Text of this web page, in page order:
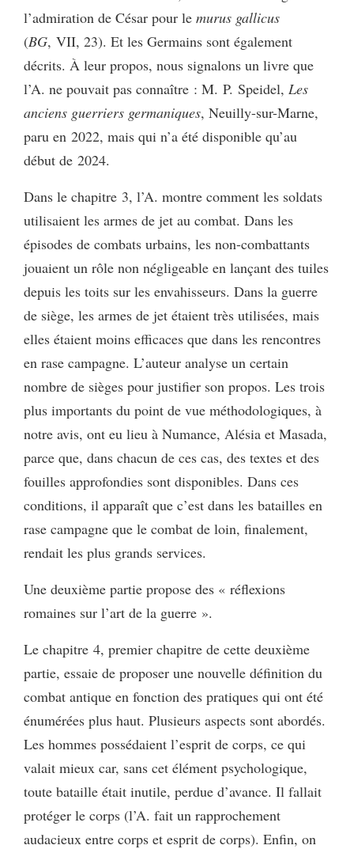
l’admiration de César pour le murus gallicus
(BG, VII, 23). Et les Germains sont également
décrits. À leur propos, nous signalons un livre que
l’A. ne pouvait pas connaître : M. P. Speidel, Les
anciens guerriers germaniques, Neuilly-sur-Marne,
paru en 2022, mais qui n’a été disponible qu’au
début de 2024.
Dans le chapitre 3, l’A. montre comment les soldats
utilisaient les armes de jet au combat. Dans les
épisodes de combats urbains, les non-combattants
jouaient un rôle non négligeable en lançant des tuiles
depuis les toits sur les envahisseurs. Dans la guerre
de siège, les armes de jet étaient très utilisées, mais
elles étaient moins efficaces que dans les rencontres
en rase campagne. L’auteur analyse un certain
nombre de sièges pour justifier son propos. Les trois
plus importants du point de vue méthodologiques, à
notre avis, ont eu lieu à Numance, Alésia et Masada,
parce que, dans chacun de ces cas, des textes et des
fouilles approfondies sont disponibles. Dans ces
conditions, il apparaît que c’est dans les batailles en
rase campagne que le combat de loin, finalement,
rendait les plus grands services.
Une deuxième partie propose des « réflexions
romaines sur l’art de la guerre ».
Le chapitre 4, premier chapitre de cette deuxième
partie, essaie de proposer une nouvelle définition du
combat antique en fonction des pratiques qui ont été
énumérées plus haut. Plusieurs aspects sont abordés.
Les hommes possédaient l’esprit de corps, ce qui
valait mieux car, sans cet élément psychologique,
toute bataille était inutile, perdue d’avance. Il fallait
protéger le corps (l’A. fait un rapprochement
audacieux entre corps et esprit de corps). Enfin, on